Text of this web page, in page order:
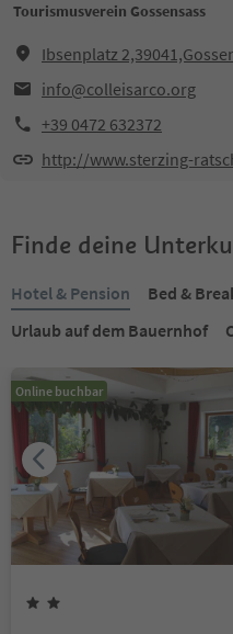
Tourismusverein Gossensass
Ibsenplatz
info@colleisarco.org
+39 0472 632372
http://www.sterzing-
Finde deine
Hotel & Pension
Bed &
Urlaub auf dem Bauernhof
Online buchbar